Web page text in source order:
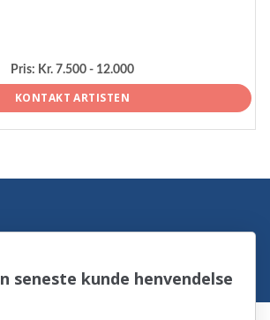
Pris: Kr. 7.500 - 12.000
KONTAKT ARTISTEN
seneste kunde henvendelse